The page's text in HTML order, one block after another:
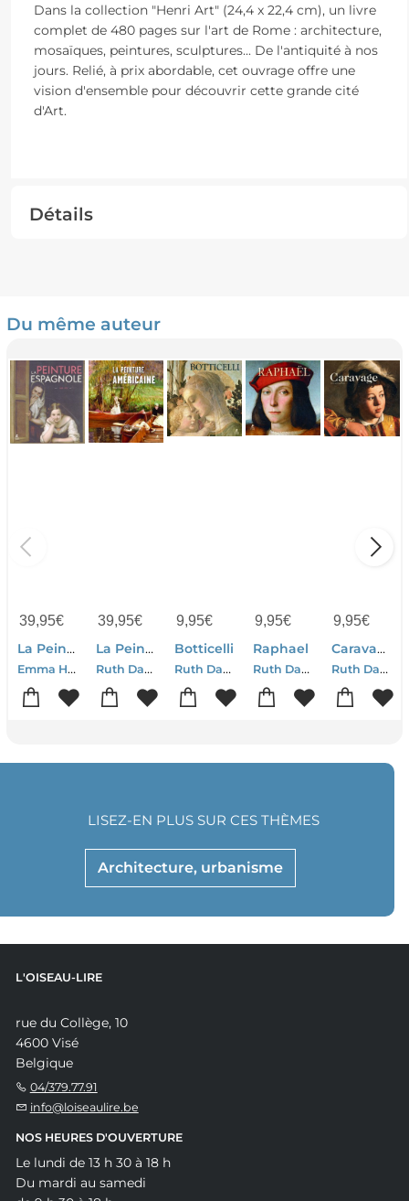
Dans la collection "Henri Art" (24,4 x 22,4 cm), un livre
complet de 480 pages sur l'art de Rome : architecture,
mosaïques, peintures, sculptures... De l'antiquité à nos
jours. Relié, à prix abordable, cet ouvrage offre une
vision d'ensemble pour découvrir cette grande cité
d'Art.
Détails
Du même auteur
39,95€
La Peinture Espagnole 1665-1920
Emma Hansen-Ruth Dangelmaier
39,95€
La Peinture Americaine
Ruth Dangelmaier
9,95€
Botticelli
Ruth Dangelmaier
9,95€
Raphael
Ruth Dangelmaier
9,95€
Caravaggio
Ruth Dangelmaier
Architecture, urbanisme
LISEZ-EN PLUS SUR CES THÈMES
L'OISEAU-LIRE
rue du Collège, 10
4600 Visé
Belgique
04/379.77.91
info@loiseaulire.be
NOS HEURES D'OUVERTURE
Le lundi de 13 h 30 à 18 h
Du mardi au samedi